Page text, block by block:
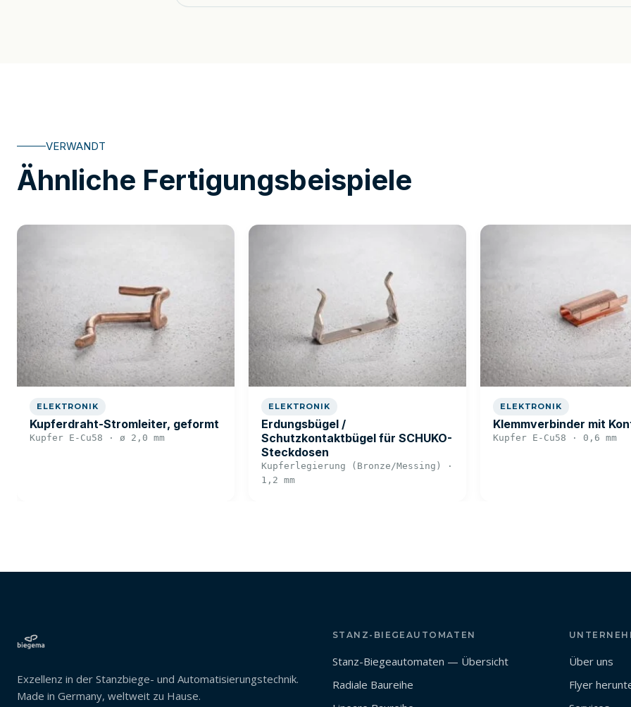
VERWANDT
Ähnliche Fertigungsbeispiele
ELEKTRONIK
Kupferdraht-Stromleiter, geformt
Kupfer E-Cu58 · ø 2,0 mm
ELEKTRONIK
Erdungsbügel /
Schutzkontaktbügel für SCHUKO-
Steckdosen
Kupferlegierung (Bronze/Messing) ·
1,2 mm
ELEKTRONIK
Klemmverbinder mit
Kupfer E-Cu58 · 0,6 mm
Exzellenz in der Stanzbiege- und Automatisierungstechnik.
Made in Germany, weltweit zu Hause.
STANZ-BIEGEAUTOMATEN
Stanz-Biegeautomaten — Übersicht
Radiale Baureihe
Über uns
Flyer